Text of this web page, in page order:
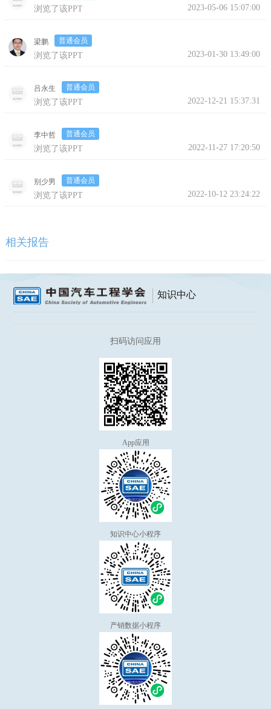
浏览了该PPT 2023-05-06 15:07:00
梁鹏 普通会员
浏览了该PPT 2023-01-30 13:49:00
吕永生 普通会员
浏览了该PPT 2022-12-21 15:37:31
李中哲 普通会员
浏览了该PPT 2022-11-27 17:20:50
别少男 普通会员
浏览了该PPT 2022-10-12 23:24:22
相关报告
知识中心
扫码访问应用
App应用
知识中心小程序
产销数据小程序